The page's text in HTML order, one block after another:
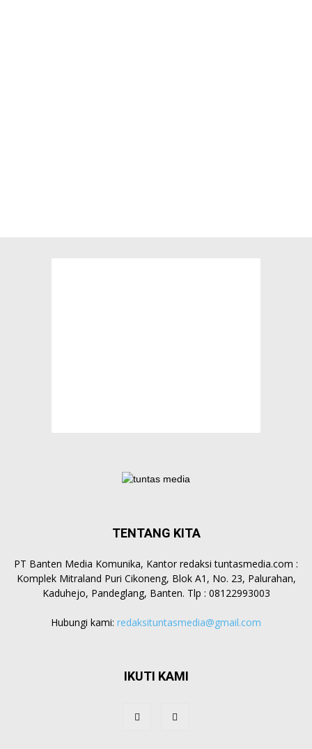
TENTANG KITA
PT Banten Media Komunika, Kantor redaksi tuntasmedia.com :
Komplek Mitraland Puri Cikoneng, Blok A1, No. 23, Palurahan,
Kaduhejo, Pandeglang, Banten. Tlp : 08122993003
Hubungi kami: redaksituntasmedia@gmail.com
IKUTI KAMI